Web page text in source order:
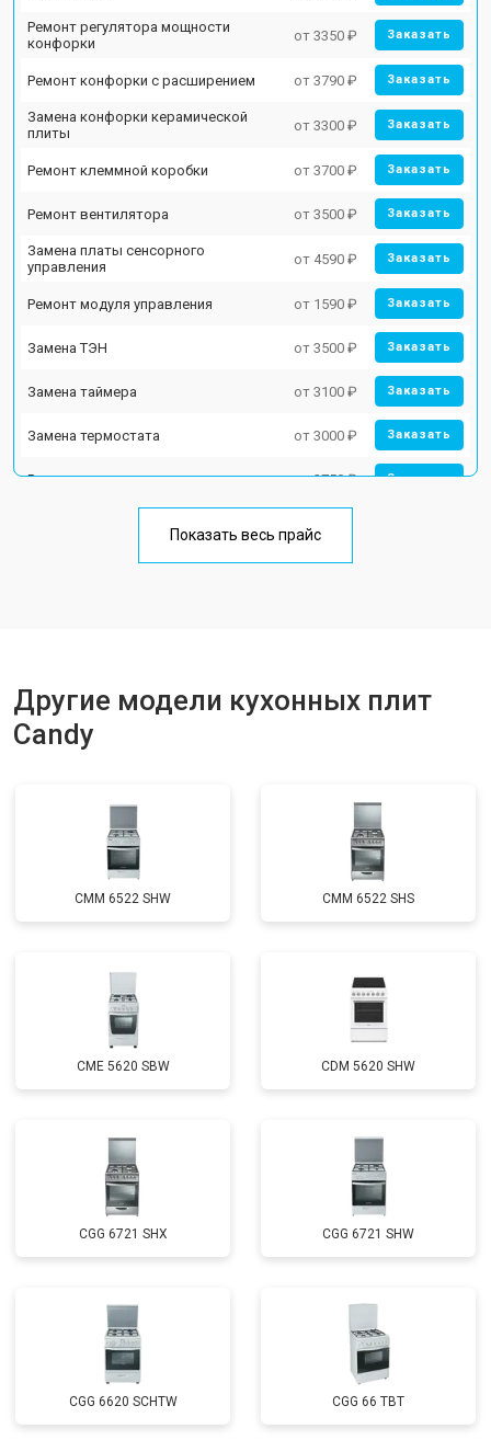
Ремонт регулятора мощности
конфорки
от 3350 ₽ Заказать
Ремонт конфорки с расширением от 3790 ₽ Заказать
Замена конфорки керамической
плиты
от 3300 ₽ Заказать
Ремонт клеммной коробки от 3700 ₽ Заказать
Ремонт вентилятора от 3500 ₽ Заказать
Замена платы сенсорного
управления
от 4590 ₽ Заказать
Ремонт модуля управления от 1590 ₽ Заказать
Замена ТЭН от 3500 ₽ Заказать
Замена таймера от 3100 ₽ Заказать
Замена термостата от 3000 ₽ Заказать
Ремонт электропроводки от 2750 ₽ Заказать
Ремонт чугунной конфорки от 2600 ₽
Показать весь прайс
Другие модели кухонных плит
Candy
CMM 6522 SHW CMM 6522 SHS
CME 5620 SBW CDM 5620 SHW
CGG 6721 SHX CGG 6721 SHW
CGG 6620 SCHTW CGG 66 TBT